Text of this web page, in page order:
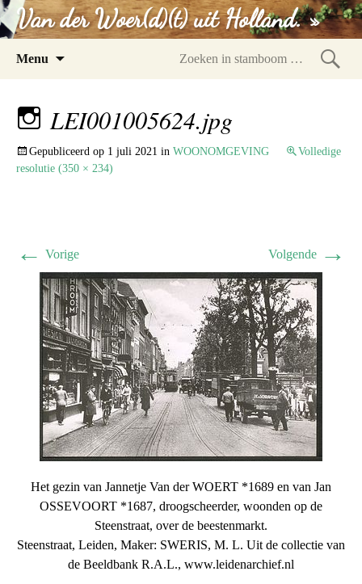
Van der Woer(d)(t) uit Holland. »
Menu
LEI001005624.jpg
Gepubliceerd op 1 juli 2021 in WOONOMGEVING
Volledige
resolutie (350 × 234)
← Vorige Volgende →
Het gezin van Jannetje Van der WOERT *1689 en van Jan
OSSEVOORT *1687, droogscheerder, woonden op de
Steenstraat, over de beestenmarkt.
Steenstraat, Leiden, Maker: SWERIS, M. L. Uit de collectie van
de Beeldbank R.A.L., www.leidenarchief.nl